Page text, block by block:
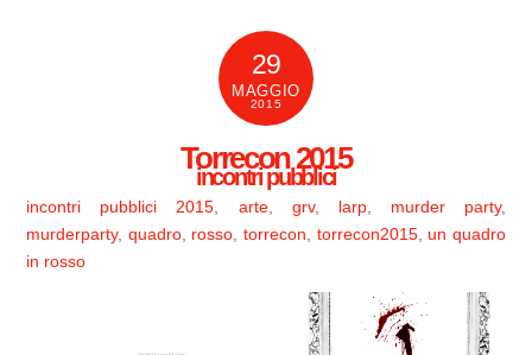
29
MAGGIO
2015
Torrecon 2015
incontri pubblici
incontri pubblici 2015 arte, grv, larp, murder party,
murderparty, quadro, rosso torrecon torrecon2015, un quadro
in rosso